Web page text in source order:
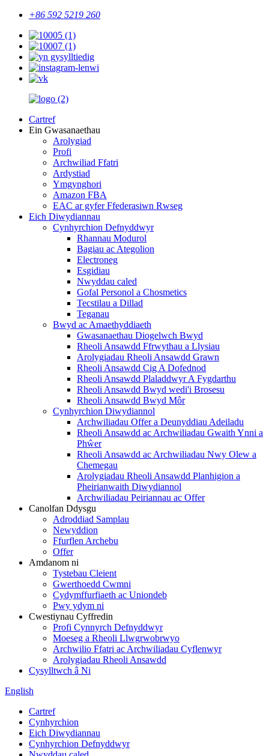
+86 592 5219 260
Cartref
Ein Gwasanaethau
Arolygiad
Profi
Archwiliad Ffatri
Ardystiad
Ymgynghori
Amazon FBA
EAC ar gyfer Ffederasiwn Rwseg
Eich Diwydiannau
Cynhyrchion Defnyddwyr
Rhannau Modurol
Bagiau ac Ategolion
Electroneg
Esgidiau
Nwyddau caled
Gofal Personol a Chosmetics
Tecstilau a Dillad
Teganau
Bwyd ac Amaethyddiaeth
Gwasanaethau Diogelwch Bwyd
Rheoli Ansawdd Ffrwythau a Llysiau
Arolygiadau Rheoli Ansawdd Grawn
Rheoli Ansawdd Cig A Dofednod
Rheoli Ansawdd Plaladdwyr A Fygdarthu
Rheoli Ansawdd Bwyd wedi'i Brosesu
Rheoli Ansawdd Bwyd Môr
Cynhyrchion Diwydiannol
Archwiliadau Offer a Deunyddiau Adeiladu
Rheoli Ansawdd ac Archwiliadau Gwaith Ynni a
Phŵer
Rheoli Ansawdd ac Archwiliadau Nwy Olew a
Chemegau
Arolygiadau Rheoli Ansawdd Planhigion a
Pheirianwaith Diwydiannol
Archwiliadau Peiriannau ac Offer
Canolfan Ddysgu
Adroddiad Samplau
Newyddion
Ffurflen Archebu
Offer
Amdanom ni
Tystebau Cleient
Gwerthoedd Cwmni
Cydymffurfiaeth ac Uniondeb
Pwy ydym ni
Cwestiynau Cyffredin
Profi Cynnyrch Defnyddwyr
Moeseg a Rheoli Llwgrwobrwyo
Archwilio Ffatri ac Archwiliadau Cyflenwyr
Arolygiadau Rheoli Ansawdd
Cysylltwch â Ni
English
Cartref
Cynhyrchion
Eich Diwydiannau
Cynhyrchion Defnyddwyr